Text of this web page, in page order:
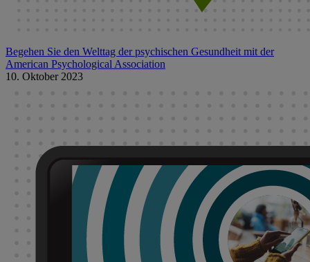
Begehen Sie den Welttag der psychischen Gesundheit mit der
American Psychological Association
10. Oktober 2023